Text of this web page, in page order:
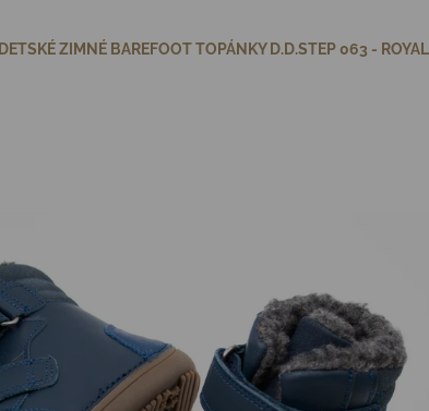
DETSKÉ ZIMNÉ BAREFOOT TOPÁNKY D.D.STEP 063 -